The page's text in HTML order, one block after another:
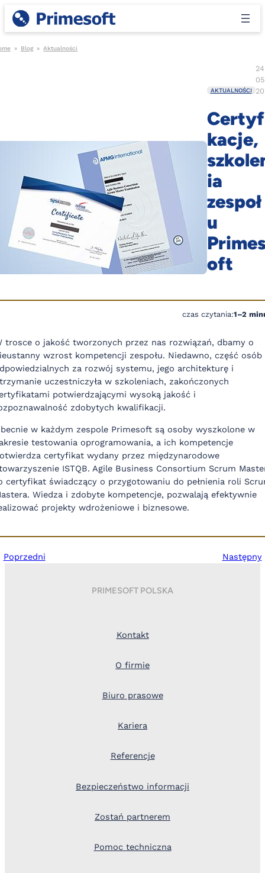
» Blog » Aktualności
AKTUALNOŚCI
kacje,
ia
zespoł
u
oft
czas czytania:1–2
trosce o jakość tworzonych przez nas rozwiązań, dbamy o
wzrost kompetencji zespołu. Niedawno, część osób
za rozwój systemu, jego architekturę i
uczestniczyła w szkoleniach, zakończonych
potwierdzającymi wysoką jakość i
zdobytych kwalifikacji.
w każdym zespole Primesoft są osoby wyszkolone w
testowania oprogramowania, a ich kompetencje
certyfikat wydany przez międzynarodowe
ISTQB. Agile Business Consortium Scrum
certyfikat świadczący o przygotowaniu do pełnienia roli
Wiedza i zdobyte kompetencje, pozwalają efektywnie
projekty wdrożeniowe i biznesowe.
Poprzedni Następny
PRIMESOFT POLSKA
Kontakt
O firmie
Biuro prasowe
Kariera
Referencje
Bezpieczeństwo informacji
Zostań partnerem
Pomoc techniczna